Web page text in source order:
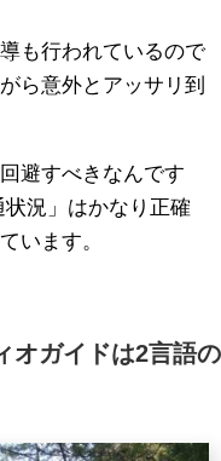
も行われているので
ら意外とアッサリ到
避すべきなんです
況」はかなり正確
います。
オガイドは2言語の